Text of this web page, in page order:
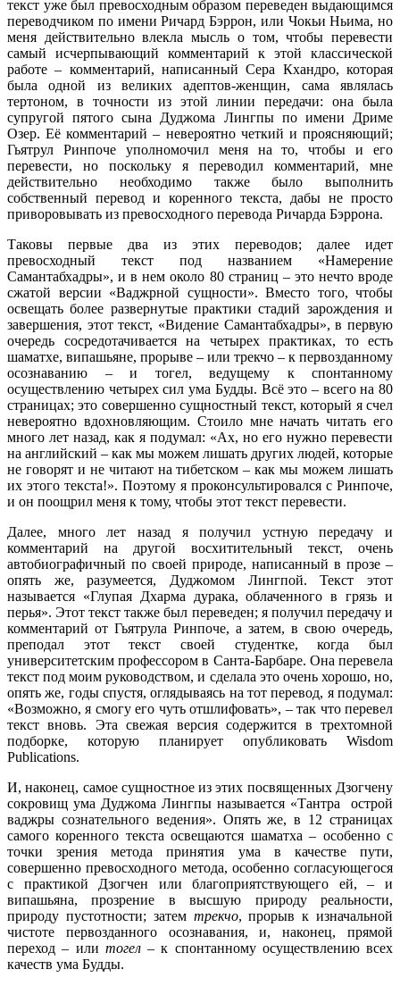
текст уже был превосходным образом переведен выдающимся
переводчиком по имени Ричард Бэррон, или Чокьи Ньима, но
меня действительно влекла мысль о том, чтобы перевести
самый исчерпывающий комментарий к этой классической
работе – комментарий, написанный Сера Кхандро, которая
была одной из великих адептов-женщин, сама являлась
тертоном, в точности из этой линии передачи: она была
супругой пятого сына Дуджома Лингпы по имени Дриме
Озер. Её комментарий – невероятно четкий и проясняющий;
Гьятрул Ринпоче уполномочил меня на то, чтобы и его
перевести, но поскольку я переводил комментарий, мне
действительно необходимо также было выполнить
собственный перевод и коренного текста, дабы не просто
приворовывать из превосходного перевода Ричарда Бэррона.
Таковы первые два из этих переводов; далее идет
превосходный текст под названием «Намерение
Самантабхадры», и в нем около 80 страниц – это нечто вроде
сжатой версии «Ваджрной сущности». Вместо того, чтобы
освещать более развернутые практики стадий зарождения и
завершения, этот текст, «Видение Самантабхадры», в первую
очередь сосредотачивается на четырех практиках, то есть
шаматхе, випашьяне, прорыве – или трекчо – к первозданному
осознаванию – и тогел, ведущему к спонтанному
осуществлению четырех сил ума Будды. Всё это – всего на 80
страницах; это совершенно сущностный текст, который я счел
невероятно вдохновляющим. Стоило мне начать читать его
много лет назад, как я подумал: «Ах, но его нужно перевести
на английский – как мы можем лишать других людей, которые
не говорят и не читают на тибетском – как мы можем лишать
их этого текста!». Поэтому я проконсультировался с Ринпоче,
и он поощрил меня к тому, чтобы этот текст перевести.
Далее, много лет назад я получил устную передачу и
комментарий на другой восхитительный текст, очень
автобиографичный по своей природе, написанный в прозе –
опять же, разумеется, Дуджомом Лингпой. Текст этот
называется «Глупая Дхарма дурака, облаченного в грязь и
перья». Этот текст также был переведен; я получил передачу и
комментарий от Гьятрула Ринпоче, а затем, в свою очередь,
преподал этот текст своей студентке, когда был
университетским профессором в Санта-Барбаре. Она перевела
текст под моим руководством, и сделала это очень хорошо, но,
опять же, годы спустя, оглядываясь на тот перевод, я подумал:
«Возможно, я смогу его чуть отшлифовать», – так что перевел
текст вновь. Эта свежая версия содержится в трехтомной
подборке, которую планирует опубликовать Wisdom
Publications.
И, наконец, самое сущностное из этих посвященных Дзогчену
сокровищ ума Дуджома Лингпы называется «Тантра острой
ваджры сознательного ведения». Опять же, в 12 страницах
самого коренного текста освещаются шаматха – особенно с
точки зрения метода принятия ума в качестве пути,
совершенно превосходного метода, особенно согласующегося
с практикой Дзогчен или благоприятствующего ей, – и
випашьяна, прозрение в высшую природу реальности,
природу пустотности; затем трекчо, прорыв к изначальной
чистоте первозданного осознавания, и, наконец, прямой
переход – или тогел – к спонтанному осуществлению всех
качеств ума Будды.